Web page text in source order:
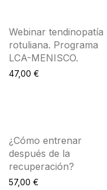
Webinar tendinopatía
rotuliana. Programa
LCA-MENISCO.
47,00 €
¿Cómo entrenar
después de la
recuperación?
57,00 €